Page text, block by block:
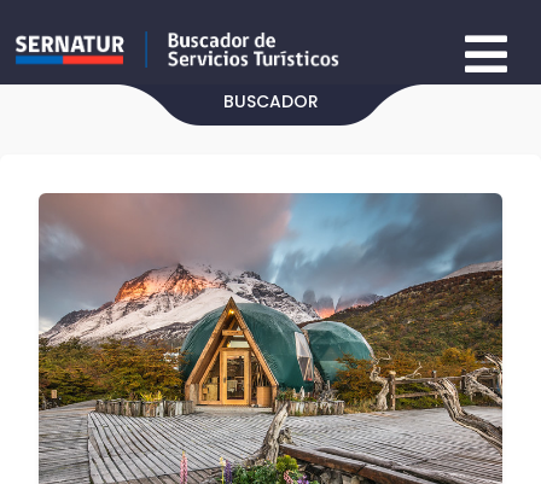
BUSCADOR